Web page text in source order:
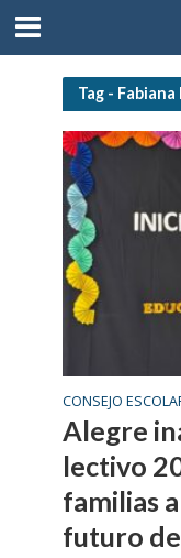
Tag - Fabiana
CONSEJO
Alegre
lectivo
familias
futuro